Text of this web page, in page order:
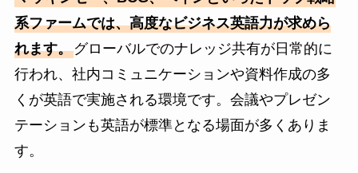
系ファームでは、高度なビジネス英語力が求めら
れます。グローバルでのナレッジ共有が日常的に
行われ、社内コミュニケーションや資料作成の多
くが英語で実施される環境です。会議やプレゼン
テーションも英語が標準となる場面が多くありま
す。